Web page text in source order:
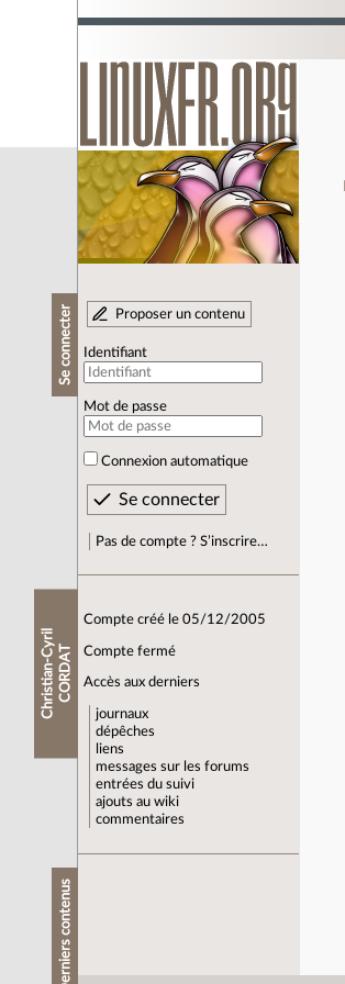
Se connecter Proposer un contenu
Identifiant
Mot de passe
Connexion automatique
Pas de compte ? S’inscrire…
C
h
r
i
s
t
i
a
n
-
C
y
r
i
l
C
O
R
D
AT
Compte créé le 05/12/2005
Compte fermé
Accès aux derniers
journaux
dépêches
liens
messages sur les forums
entrées du suivi
ajouts au wiki
commentaires
Derniers contenus